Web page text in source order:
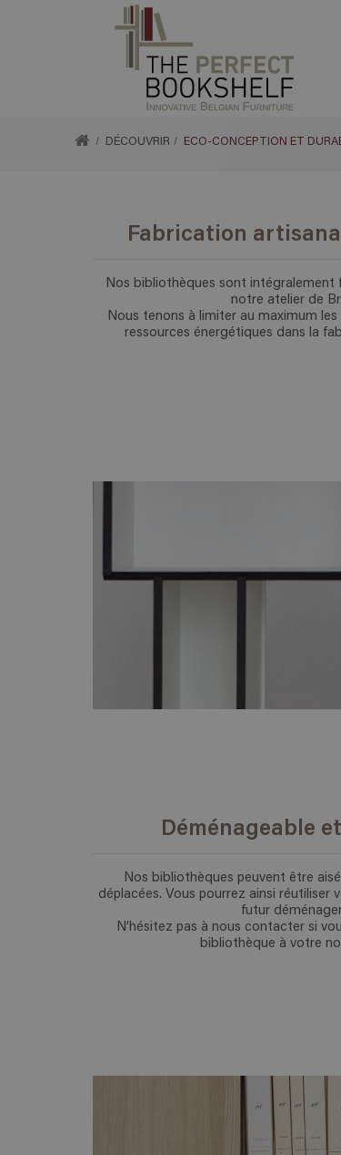
RETOURDÉCOUVRIR ECO-CONCEPTION ET
Fabrication
Nos bibliothèques sont intégralement
notre atelier de
Nous tenons à limiter au maximum
ressources énergétiques dans la
Déménageable
Nos bibliothèques peuvent être
déplacées. Vous pourrez ainsi réutiliser
futur
N’hésitez pas à nous contacter si
bibliothèque à votre